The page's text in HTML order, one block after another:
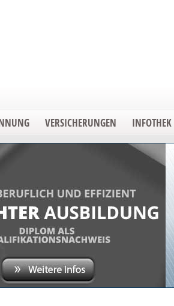
VERSICHERUNGEN INFOTHEK